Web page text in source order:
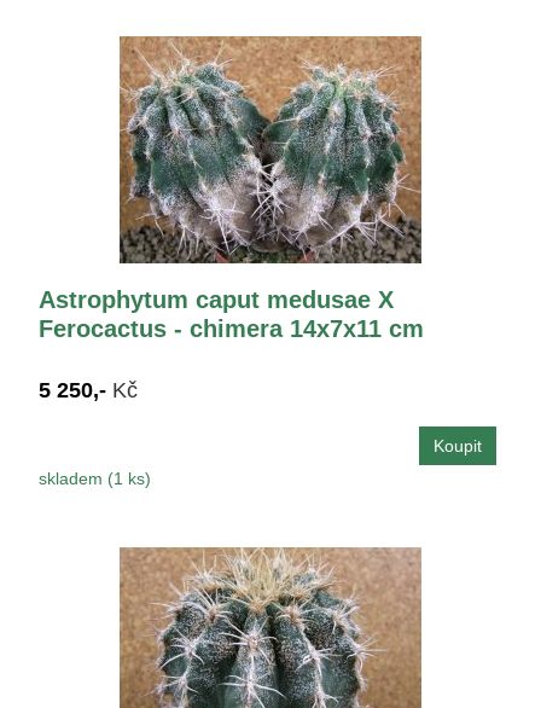
Astrophytum caput medusae X
Ferocactus - chimera 14x7x11 cm
5 250,- Kč
skladem (1 ks)